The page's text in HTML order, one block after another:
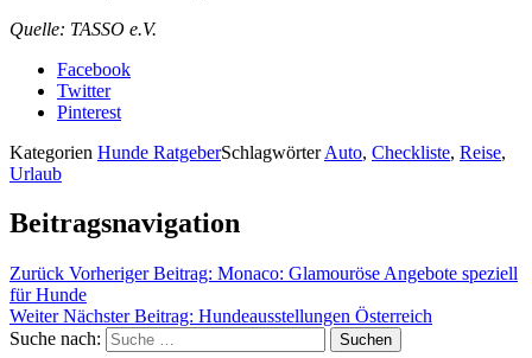
Quelle: TASSO e.V.
Facebook
Twitter
Pinterest
Kategorien Hunde RatgeberSchlagwörterAuto, Checkliste, Reise,
Urlaub
Beitragsnavigation
Zurück Vorheriger Beitrag: Monaco: Glamouröse Angebote speziell
für Hunde
Weiter Nächster Beitrag: Hundeausstellungen Österreich
Suche nach:
Suchen